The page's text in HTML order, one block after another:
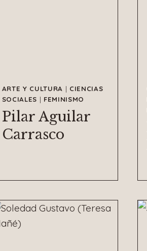
ARTE Y CULTURA | CIENCIAS
SOCIALES | FEMINISMO
Pilar Aguilar
Carrasco